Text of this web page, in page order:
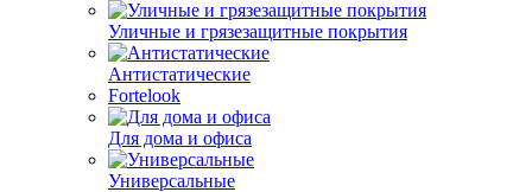
Уличные и грязезащитные покрытия
Антистатические
Fortelook
Для дома и офиса
Универсальные